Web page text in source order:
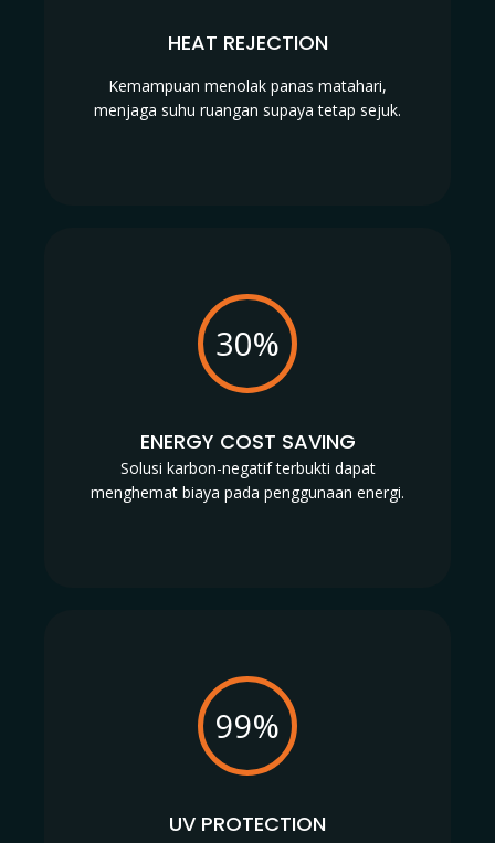
HEAT REJECTION
Kemampuan menolak panas matahari,
menjaga suhu ruangan supaya tetap sejuk.
30%
ENERGY COST SAVING
Solusi karbon-negatif terbukti dapat
menghemat biaya pada penggunaan energi.
99%
UV PROTECTION